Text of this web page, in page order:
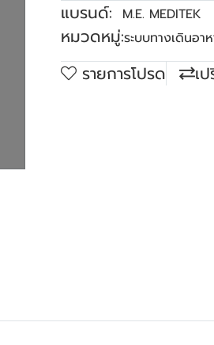
แบรนด์:
M.E. MEDITEK
หมวดหมู่:ระบบทางเดินอา
รายการโปรด เ